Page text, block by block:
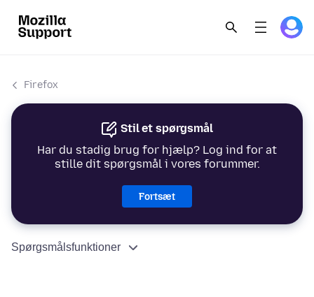
Firefox
Stil et spørgsmål
Har du stadig brug for hjælp? Log ind for at
stille dit spørgsmål i vores forummer.
Fortsæt
Spørgsmålsfunktioner